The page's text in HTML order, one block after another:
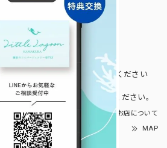
倉市扇ガ谷1-8-1
B
の詳細はブランドサイト
をご覧ください
lagoon.net
わせ前によくある質問をご確認 ください。
お店について
MAP